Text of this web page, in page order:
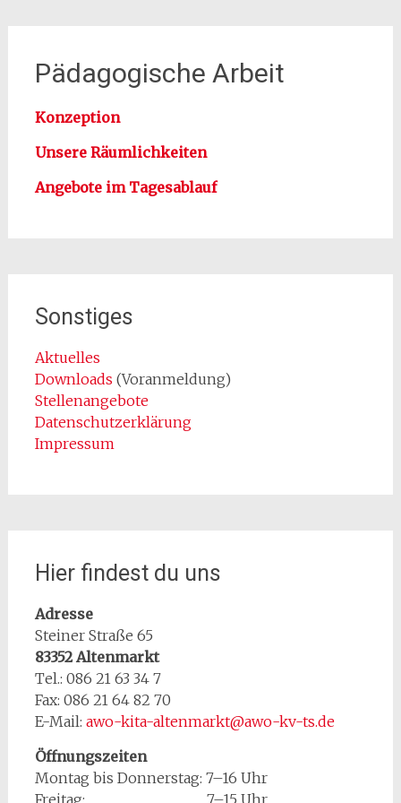
Pädagogische Arbeit
Konzeption
Unsere Räumlichkeiten
Angebote im Tagesablauf
Sonstiges
Aktuelles
Downloads (Voranmeldung)
Stellenangebote
Datenschutzerklärung
Impressum
Hier findest du uns
Adresse
Steiner Straße 65
83352 Altenmarkt
Tel.: 086 21 63 34 7
Fax: 086 21 64 82 70
E-Mail: awo-kita-altenmarkt@awo-kv-ts.de
Öffnungszeiten
Montag bis Donnerstag: 7–16 Uhr
Freitag: 7–15 Uhr